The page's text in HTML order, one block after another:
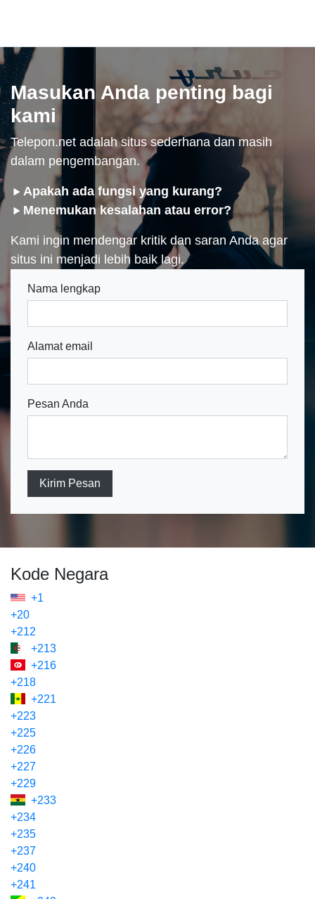
Masukan Anda penting bagi
kami
Telepon.net adalah situs sederhana dan masih
dalam pengembangan.
Apakah ada fungsi yang kurang?
Menemukan kesalahan atau error?
Kami ingin mendengar kritik dan saran Anda agar
situs ini menjadi lebih baik lagi.
Nama lengkap
Alamat email
Pesan Anda
Kirim Pesan
Kode Negara
+1
+20
+212
+213
+216
+218
+221
+223
+225
+226
+227
+229
+233
+234
+235
+237
+240
+241